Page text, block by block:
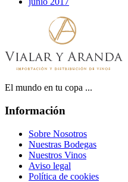
El mundo en tu copa ...
Información
Sobre Nosotros
Nuestras Bodegas
Nuestros Vinos
Aviso legal
Política de cookies